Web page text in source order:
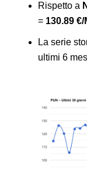
Rispetto a
= 130.89 €/
La serie
ultimi 6